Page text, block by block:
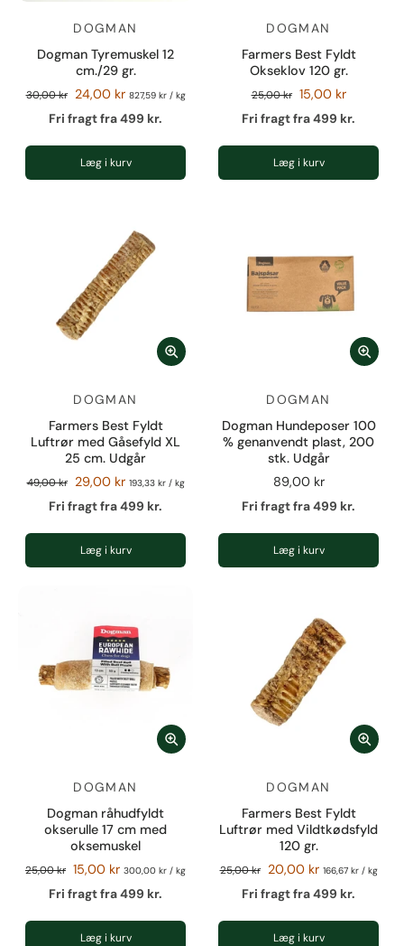
DOGMAN
Dogman Tyremuskel 12
cm./29 gr.
30,00 kr 24,00 kr 827,59 kr / kg
Fri fragt fra 499 kr.
Læg i kurv
DOGMAN
Farmers Best Fyldt
Okseklov 120 gr.
25,00 kr 15,00 kr
Fri fragt fra 499 kr.
Læg i kurv
DOGMAN
Farmers Best Fyldt
Luftrør med Gåsefyld XL
25 cm. Udgår
49,00 kr 29,00 kr 193,33 kr / kg
Fri fragt fra 499 kr.
Læg i kurv
DOGMAN
Dogman Hundeposer 100
% genanvendt plast, 200
stk. Udgår
89,00 kr
Fri fragt fra 499 kr.
Læg i kurv
DOGMAN
Dogman råhudfyldt
okserulle 17 cm med
oksemuskel
25,00 kr 15,00 kr 300,00 kr / kg
Fri fragt fra 499 kr.
Læg i kurv
DOGMAN
Farmers Best Fyldt
Luftrør med Vildtkødsfyld
120 gr.
25,00 kr 20,00 kr 166,67 kr / kg
Fri fragt fra 499 kr.
Læg i kurv